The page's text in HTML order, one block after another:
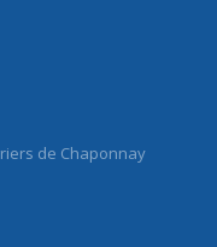
de Chaponnay